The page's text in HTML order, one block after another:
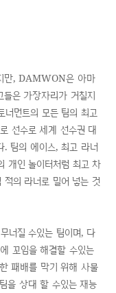
만, DAMWON은 아마
은 가장자리가 거칠지
먼트의 모든 팀의 최고
선수로 세계 선수권 대
. 팀의 에이스, 최고 라너
개인 놀이터처럼 최고 차
의 라너로 밀어 넣는 것
너질 수있는 팀이며, 다
꼬임을 해결할 수있는
패배를 막기 위해 사물
을 상대 할 수있는 재능